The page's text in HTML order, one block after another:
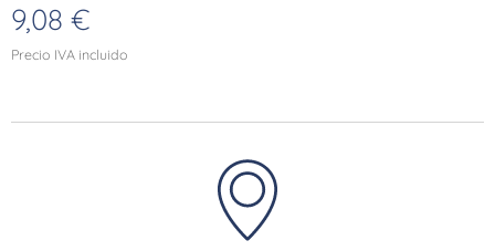
9,08 €
Precio IVA incluido